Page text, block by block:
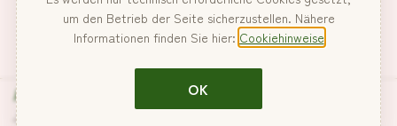
Japanische Lebensmittel, sorgfältig
um den Betrieb der Seite sicherzustellen. Nähere
Informationen finden Sie hier: Cookiehinweise
OK